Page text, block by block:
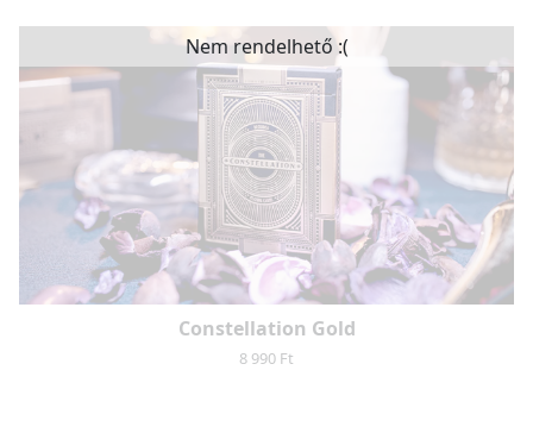
Nem rendelhető :(
Constellation Gold
8 990 Ft